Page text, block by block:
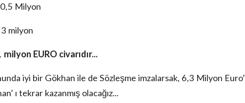
Milyon
milyon
civarıdır...
iyi bir Gökhan ile de Sözleşme imzalarsak, 6,3 Milyon Euro’
ı tekrar kazanmış olacağız...